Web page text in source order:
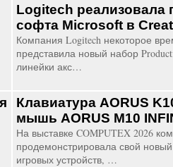
Logitech реализовала
софта Microsoft в
Компания Logitech некоторое
представила новый набор
линейки акс…
Клавиатура AORUS
мышь AORUS M10
На выставке COMPUTEX 2026
продемонстрировала свой
игровых устройств, …